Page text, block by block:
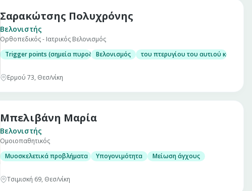
Σαρακώτσης Πολυχρόνης
Βελονιστής
Ορθοπεδικός - Ιατρικός Βελονισμός
Trigger points (σημεία πυροδότησης μυοπεριτοναϊκού πόνου)
Βελονισμός του πτερυγίου του αυτιού κατά
Ερμού 73, Θεσ/νίκη
Μπελιβάνη Μαρία
Βελονιστής
Ομοιοπαθητικός
Μυοσκελετικά προβλήματα
Υπογονιμότητα Μείωση άγχους
Τσιμισκή 69, Θεσ/νίκη